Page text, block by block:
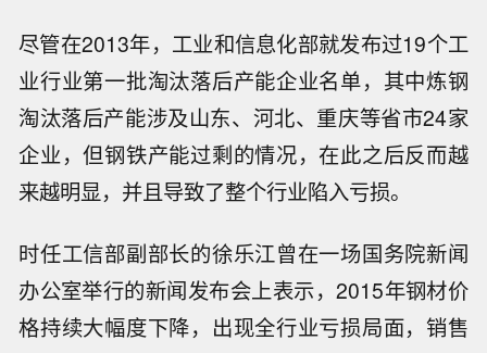
尽管在2013年，工业和信息化部就发布过19个工
业行业第一批淘汰落后产能企业名单，其中炼钢
淘汰落后产能涉及山东、河北、重庆等省市24家
企业，但钢铁产能过剩的情况，在此之后反而越
来越明显，并且导致了整个行业陷入亏损。
时任工信部副部长的徐乐江曾在一场国务院新闻
办公室举行的新闻发布会上表示，2015年钢材价
格持续大幅度下降，出现全行业亏损局面，销售